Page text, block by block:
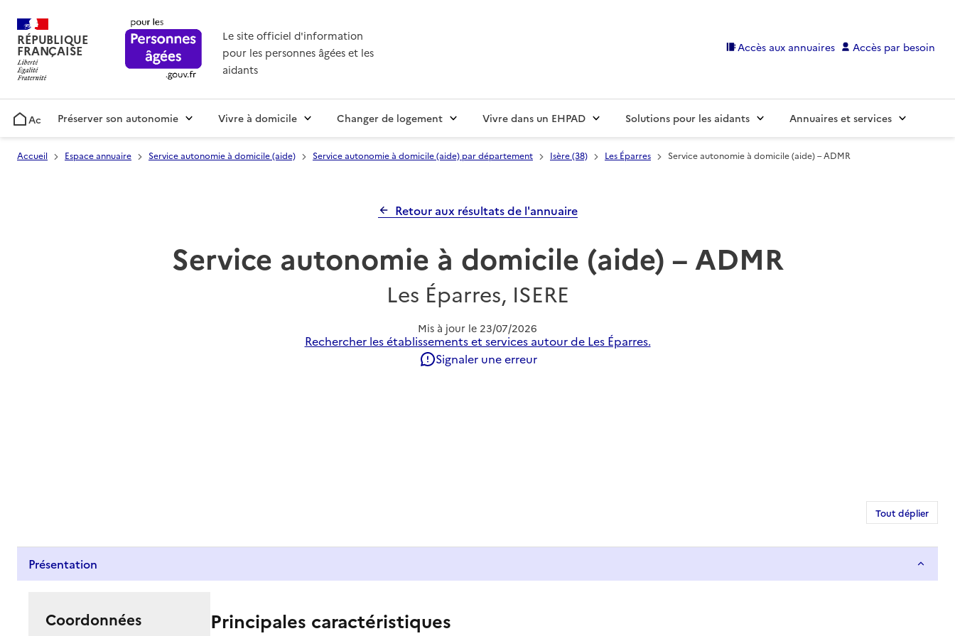
RÉPUBLIQUE
FRANÇAISE
Le site officiel d'information
pour les personnes âgées et les
aidants
Accès aux annuaires Accès par besoin
AccueilPréserver son autonomie Vivre à domicile Changer de logement Vivre dans un EHPAD Solutions pour les aidants Annuaires et services
Accueil Espace annuaire Service autonomie à domicile (aide) Service autonomie à domicile (aide) par département Isère (38) Les Éparres Service autonomie à domicile (aide) – ADMR
Retour aux résultats de l'annuaire
Service autonomie à domicile (aide) – ADMR
Les Éparres, ISERE
Mis à jour le 23/07/2026
Rechercher les établissements et services autour de Les Éparres.
Signaler une erreur
Tout déplier
Présentation
Coordonnées Principales caractéristiques